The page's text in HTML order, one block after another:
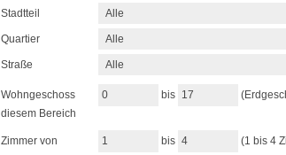
Stadtteil
Quartier
Straße
Wohngeschoss bis
diesem Bereich
Zimmer von bis (1 bis 4